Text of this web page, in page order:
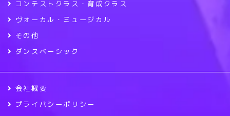
コンテストクラス・育成クラス
ヴォーカル・ミュージカル
その他
ダンスベーシック
会社概要
プライバシーポリシー